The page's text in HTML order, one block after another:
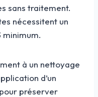
sans traitement.
nécessitent un
à un nettoyage
d’un
préserver